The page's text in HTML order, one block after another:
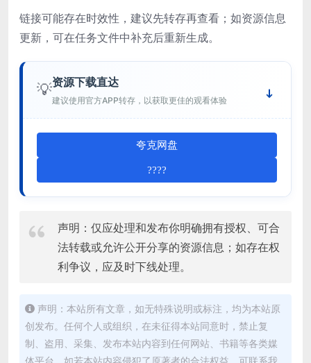
链接可能存在时效性，建议先转存再查看；如资源信息
更新，可在任务文件中补充后重新生成。
💡资源下载直达
建议使用官方APP转存，以获取更佳的观看体验
夸克网盘
????
声明：仅应处理和发布你明确拥有授权、可合
法转载或允许公开分享的资源信息；如存在权
利争议，应及时下线处理。
声明：本站所有文章，如无特殊说明或标注，均为本站原
创发布。任何个人或组织，在未征得本站同意时，禁止复
制、盗用、采集、发布本站内容到任何网站、书籍等各类媒